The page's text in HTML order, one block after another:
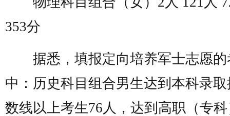
353分
据悉，填报定向培养军士志愿的
中：历史科目组合男生达到本科录
数线以上考生76人，达到高职（专